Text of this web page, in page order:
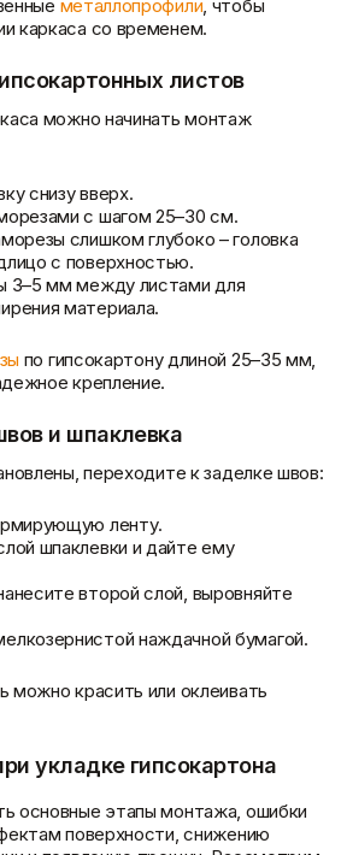
металлопрофили, чтобы
каркаса со временем.
листов
можно начинать монтаж
снизу вверх.
с шагом 25–30 см.
слишком глубоко – головка
с поверхностью.
3–5 мм между листами для
материала.
по гипсокартону длиной 25–35 мм,
крепление.
и шпаклевка
переходите к заделке швов:
ленту.
шпаклевки и дайте ему
второй слой, выровняйте
наждачной бумагой.
можно красить или оклеивать
укладке гипсокартона
основные этапы монтажа, ошибки
поверхности, снижению